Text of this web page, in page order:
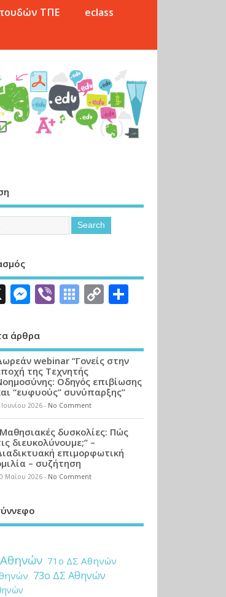
ΤΠΕ
eclass
X Messenger
ViberSymbaloo
Bookmarks
Copy
Link
άρθρα
webinar “Γονείς στην
της Τεχνητής
Οδηγός επιβίωσης
“ευφυούς” συνύπαρξης”
2026- No Comment
δυσκολίες: Πώς
διευκολύνουμε;” –
επιμορφωτική
– συζήτηση
Μαΐου 2026- No Comment
71ο ΔΣ Αθηνών
73ο ΔΣ Αθηνών